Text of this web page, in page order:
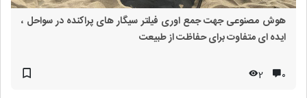
هوش مصنوعی جهت جمع اوری فیلتر سیگار های پراکنده در سواحل ،
ایده ای متفاوت برای حفاظت از طبیعت
۰ 2